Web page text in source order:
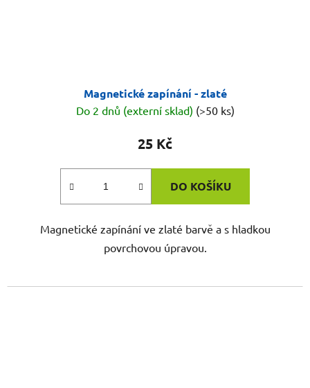
Magnetické zapínání - zlaté
Do 2 dnů (externí sklad) (>50 ks)
25 Kč
DO KOŠÍKU
Magnetické zapínání ve zlaté barvě a s hladkou
povrchovou úpravou.